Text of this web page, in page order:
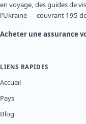
en voyage, des guides de
l'Ukraine — couvrant 195
Acheter une assurance
LIENS RAPIDES
Accueil
Pays
Blog